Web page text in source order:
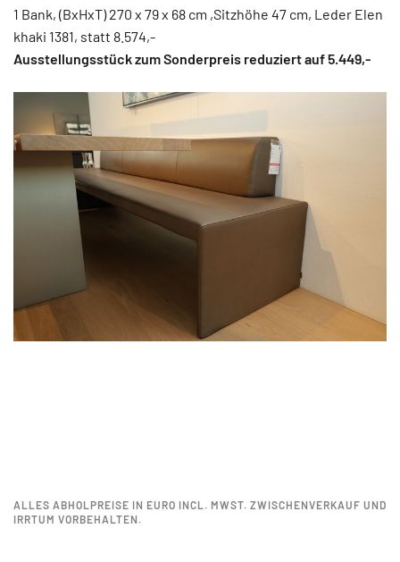
1 Bank, (BxHxT) 270 x 79 x 68 cm ,Sitzhöhe 47 cm, Leder Elen
khaki 1381, statt 8.574,-
Ausstellungsstück zum Sonderpreis reduziert auf 5.449,-
ALLES ABHOLPREISE IN EURO INCL. MWST. ZWISCHENVERKAUF UND
IRRTUM VORBEHALTEN.